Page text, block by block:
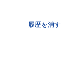
履歴を消す